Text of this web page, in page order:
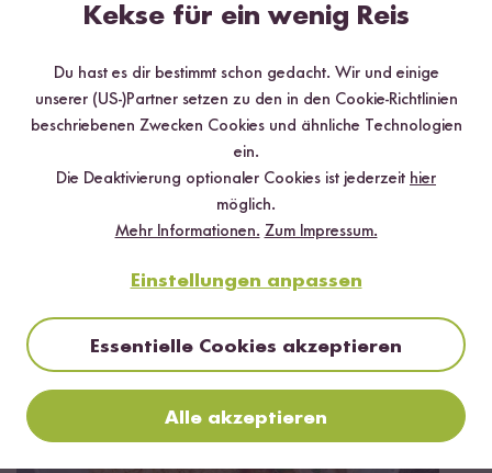
Jetzt sichern
*Das Digitale Rezeptbuch wird dir nach vollständiger Anmeldung zum Newsletter
Mehr Rezepte mit Weiße Bio Quinoa
Kekse für ein wenig Reis
Du hast es dir bestimmt schon gedacht. Wir und einige
unserer (US-)Partner setzen zu den in den Cookie-Richtlinien
beschriebenen Zwecken Cookies und ähnliche Technologien
ein.
Die Deaktivierung optionaler Cookies ist jederzeit hier
möglich.
Mehr Informationen. Zum Impressum.
Einstellungen anpassen
Essentielle Cookies akzeptieren
Alle akzeptieren